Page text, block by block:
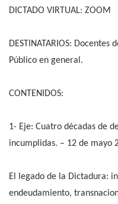
DICTADO VIRTUAL: ZOOM
DESTINATARIOS:
Público en general.
CONTENIDOS:
1- Eje: Cuatro décadas de
incumplidas. – 12 de mayo
El legado de la Dictadura:
endeudamiento,